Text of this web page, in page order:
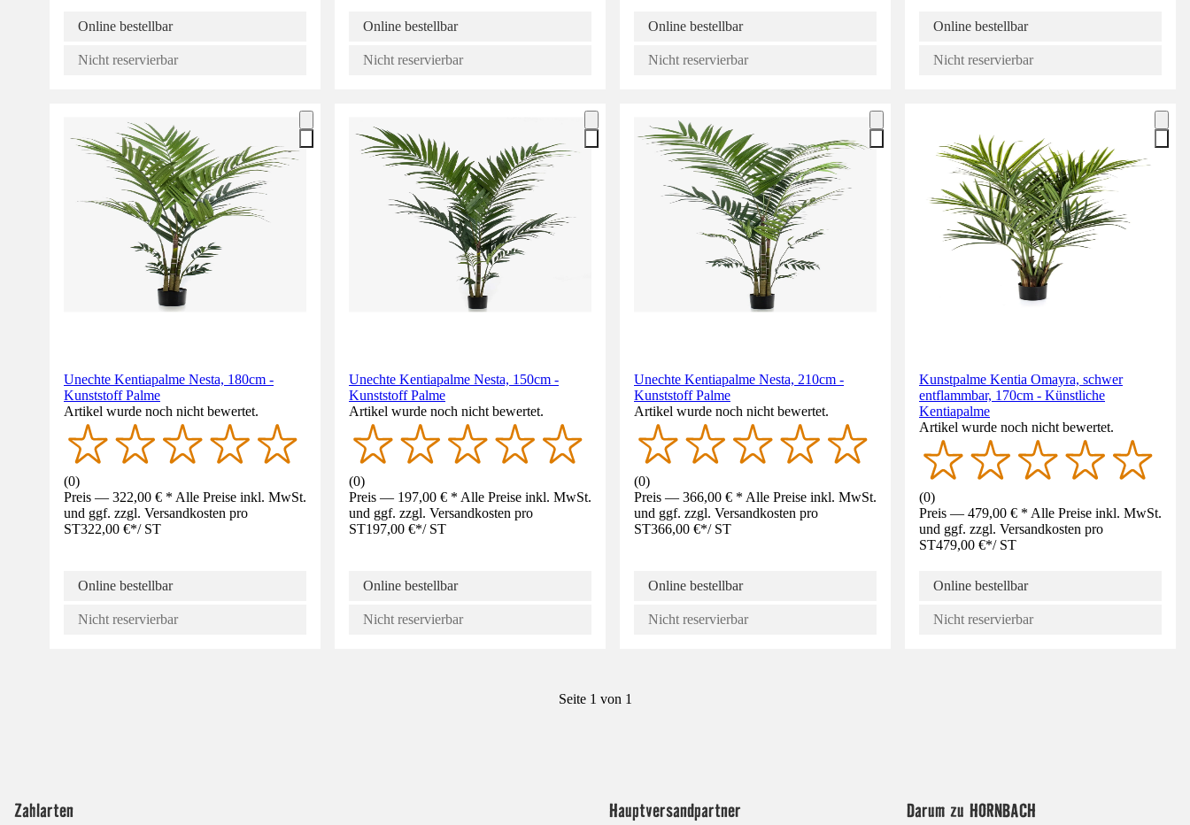
Online bestellbar
Nicht reservierbar
Online bestellbar
Nicht reservierbar
Online bestellbar
Nicht reservierbar
Online bestellbar
Nicht reservierbar
Unechte Kentiapalme Nesta, 180cm -
Kunststoff Palme
Artikel wurde noch nicht bewertet.
(0)
Preis — 322,00 € * Alle Preise inkl. MwSt.
und ggf. zzgl. Versandkosten pro
ST322,00 €*/ ST
Online bestellbar
Nicht reservierbar
Unechte Kentiapalme Nesta, 150cm -
Kunststoff Palme
Artikel wurde noch nicht bewertet.
(0)
Preis — 197,00 € * Alle Preise inkl. MwSt.
und ggf. zzgl. Versandkosten pro
ST197,00 €*/ ST
Online bestellbar
Nicht reservierbar
Unechte Kentiapalme Nesta, 210cm -
Kunststoff Palme
Artikel wurde noch nicht bewertet.
(0)
Preis — 366,00 € * Alle Preise inkl. MwSt.
und ggf. zzgl. Versandkosten pro
ST366,00 €*/ ST
Online bestellbar
Nicht reservierbar
Kunstpalme Kentia Omayra, schwer
entflammbar, 170cm - Künstliche
Kentiapalme
Artikel wurde noch nicht bewertet.
(0)
Preis — 479,00 € * Alle Preise inkl. MwSt.
und ggf. zzgl. Versandkosten pro
ST479,00 €*/ ST
Online bestellbar
Nicht reservierbar
Seite 1 von 1
Zahlarten Hauptversandpartner Darum zu HORNBACH